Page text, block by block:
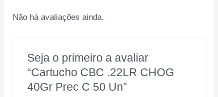
Não há avaliações ainda.
Seja o primeiro a avaliar
“Cartucho CBC .22LR CHOG
40Gr Prec C 50 Un”